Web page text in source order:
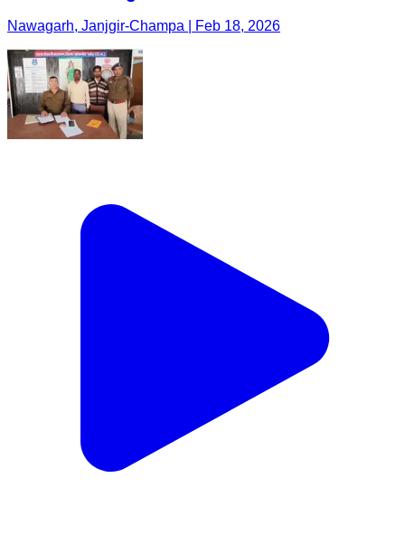
Nawagarh, Janjgir-Champa | Feb 18, 2026